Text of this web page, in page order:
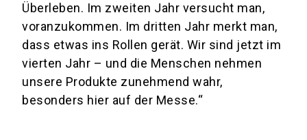
Überleben. Im zweiten Jahr versucht man,
voranzukommen. Im dritten Jahr merkt man,
dass etwas ins Rollen gerät. Wir sind jetzt im
vierten Jahr – und die Menschen nehmen
unsere Produkte zunehmend wahr,
besonders hier auf der Messe.“